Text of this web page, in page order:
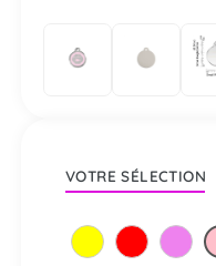
VOTRE SÉLECTION